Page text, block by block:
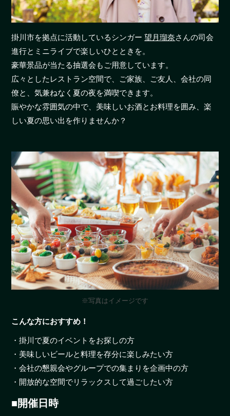
掛川市を拠点に活動しているシンガー望月瑠奈さんの司会
進行とミニライブで楽しいひとときを。
豪華景品が当たる抽選会もご用意しています。
広々としたレストラン空間で、ご家族、ご友人、会社の同
僚と、気兼ねなく夏の夜を満喫できます。
賑やかな雰囲気の中で、美味しいお酒とお料理を囲み、楽
しい夏の思い出を作りませんか？
※写真はイメージです
こんな方におすすめ！
・掛川で夏のイベントをお探しの方
・美味しいビールと料理を存分に楽しみたい方
・会社の懇親会やグループでの集まりを企画中の方
・開放的な空間でリラックスして過ごしたい方
■開催日時